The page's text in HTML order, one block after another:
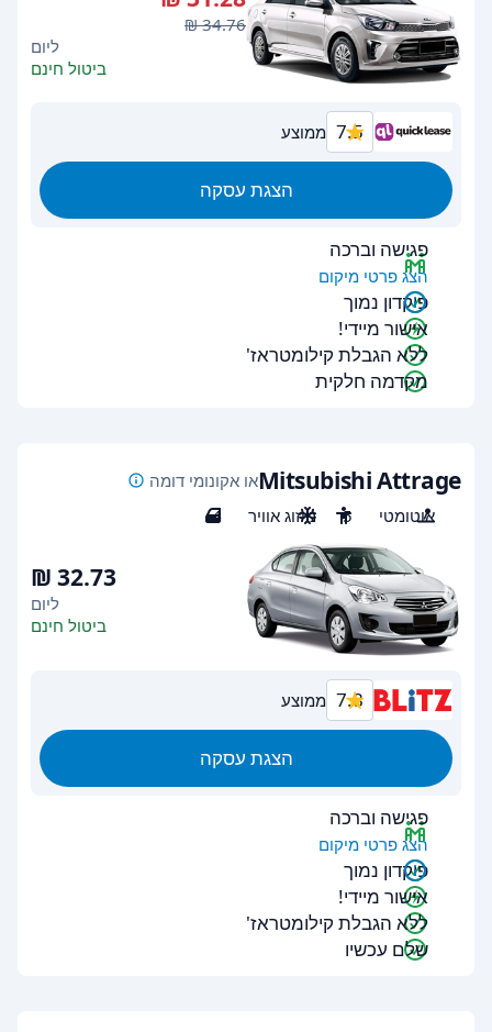
ליום
ביטול חינם
7.5 ממוצע
הצגת עסקה
פגישה וברכה
הצג פרטי מיקום
פיקדון נמוך
אישור מיידי!
ללא הגבלת קילומטראז'
מקדמה חלקית
Mitsubishi Attrageאו אקונומי דומה
אוטומטי
5 מיזוג אוויר 4
ליום
ביטול חינם
7.8 ממוצע
הצגת עסקה
פגישה וברכה
הצג פרטי מיקום
פיקדון נמוך
אישור מיידי!
ללא הגבלת קילומטראז'
שלם עכשיו